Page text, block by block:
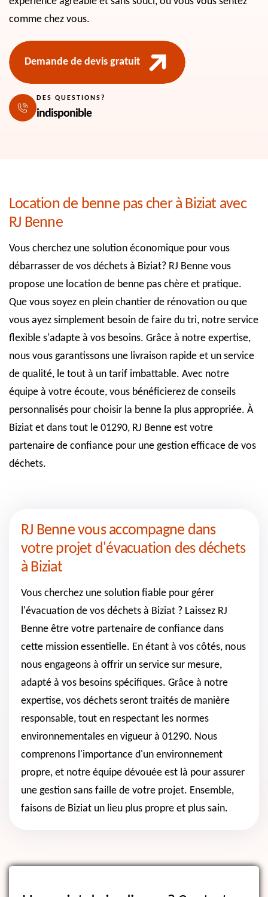
comme chez vous.
Demande de devis gratuit
DES QUESTIONS?
indisponible
Location de benne pas cher à Biziat avec
RJ Benne
Vous cherchez une solution économique pour vous
débarrasser de vos déchets à Biziat? RJ Benne vous
propose une location de benne pas chère et pratique.
Que vous soyez en plein chantier de rénovation ou que
vous ayez simplement besoin de faire du tri, notre service
flexible s'adapte à vos besoins. Grâce à notre expertise,
nous vous garantissons une livraison rapide et un service
de qualité, le tout à un tarif imbattable. Avec notre
équipe à votre écoute, vous bénéficierez de conseils
personnalisés pour choisir la benne la plus appropriée. À
Biziat et dans tout le 01290, RJ Benne est votre
partenaire de confiance pour une gestion efficace de vos
déchets.
RJ Benne vous accompagne dans
votre projet d'évacuation des déchets
à Biziat
Vous cherchez une solution fiable pour gérer
l'évacuation de vos déchets à Biziat ? Laissez RJ
Benne être votre partenaire de confiance dans
cette mission essentielle. En étant à vos côtés, nous
nous engageons à offrir un service sur mesure,
adapté à vos besoins spécifiques. Grâce à notre
expertise, vos déchets seront traités de manière
responsable, tout en respectant les normes
environnementales en vigueur à 01290. Nous
comprenons l'importance d'un environnement
propre, et notre équipe dévouée est là pour assurer
une gestion sans faille de votre projet. Ensemble,
faisons de Biziat un lieu plus propre et plus sain.